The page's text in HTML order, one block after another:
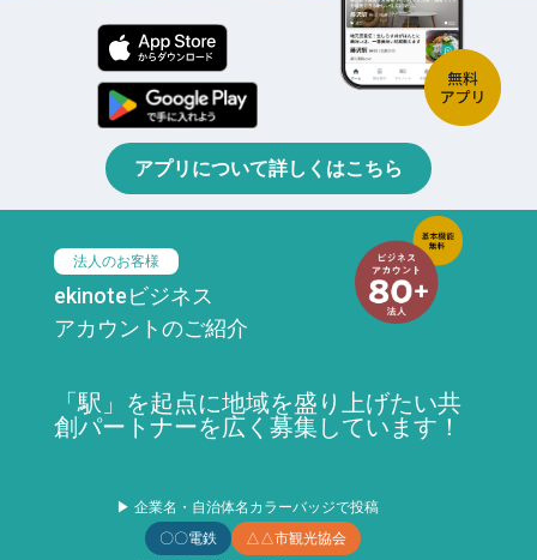
アプリについて詳しくはこちら
法人のお客様
ekinoteビジネス
アカウントのご紹介
「駅」を起点に地域を盛り上げたい共
創パートナーを広く募集しています！
▶ 企業名・自治体名カラーバッジで投稿
〇〇電鉄
△△市観光協会